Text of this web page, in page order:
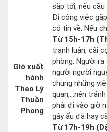
Giờ xuất
hành
Theo Lý
Thuần
Phong
sắp tới, nếu
Đi công việc
có tin về. Nếu
Từ 15h-17h
tranh luận, cãi
phòng. Người
người người
chung những
quan,…nên
phải đi vào giờ
gây ẩu đả hay
Từ 17h-19h